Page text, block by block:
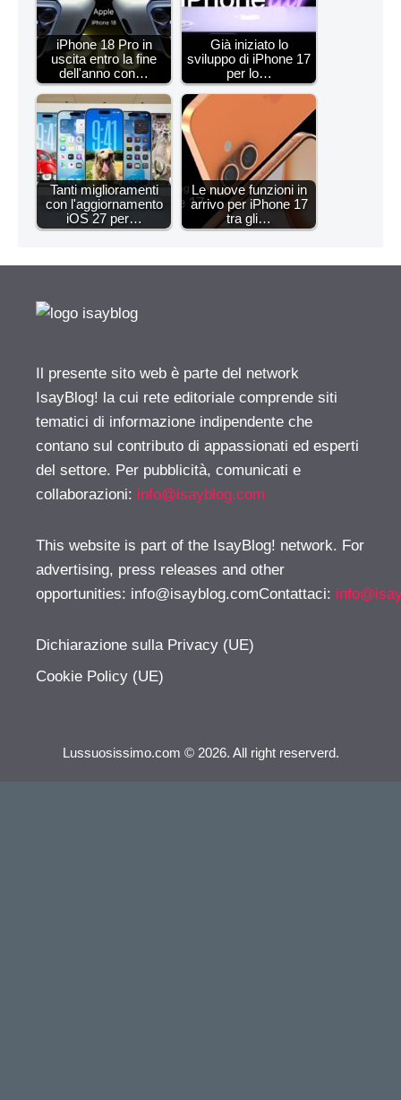
iPhone 18 Pro in
uscita entro la fine
dell'anno con…
Già iniziato lo
sviluppo di iPhone 17
per lo…
Tanti miglioramenti
con l'aggiornamento
iOS 27 per…
Le nuove funzioni in
arrivo per iPhone 17
tra gli…
Il presente sito web è parte del network
IsayBlog! la cui rete editoriale comprende siti
tematici di informazione indipendente che
contano sul contributo di appassionati ed esperti
del settore. Per pubblicità, comunicati e
collaborazioni: info@isayblog.com
This website is part of the IsayBlog! network. For
advertising, press releases and other
opportunities: info@isayblog.comContattaci:
Dichiarazione sulla Privacy (UE)
Cookie Policy (UE)
Lussuosissimo.com © 2026. All right reserverd.